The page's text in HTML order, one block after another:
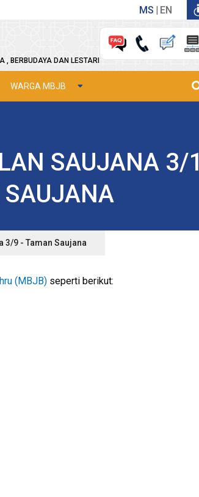
MS EN
, BERBUDAYA DAN LESTARI
WARGA MBJB
SAUJANA 3/1
3/9 - Taman Saujana
(MBJB)seperti berikut: